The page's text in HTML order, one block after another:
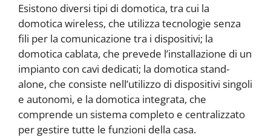
Esistono diversi tipi di domotica, tra cui la
domotica wireless, che utilizza tecnologie senza
fili per la comunicazione tra i dispositivi; la
domotica cablata, che prevede l’installazione di un
impianto con cavi dedicati; la domotica stand-
alone, che consiste nell’utilizzo di dispositivi singoli
e autonomi, e la domotica integrata, che
comprende un sistema completo e centralizzato
per gestire tutte le funzioni della casa.